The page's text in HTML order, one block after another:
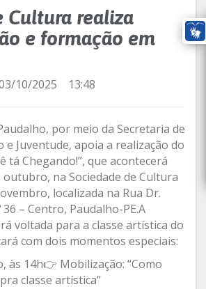
Cultura realiza
e formação em
10/2025 13:48
por meio da Secretaria de
Juventude, apoia a realização do
tá Chegando!”, que acontecerá
outubro, na Sociedade de Cultura
localizada na Rua Dr.
– Centro, Paudalho-PE.A
voltada para a classe artística do
com dois momentos especiais:
às 14h👉 Mobilização: “Como
classe artística”